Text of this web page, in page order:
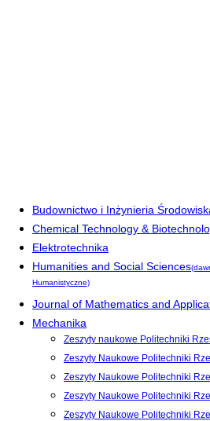
Budownictwo i Inżynieria
Chemical Technology &
Elektrotechnika
Humanities and Social Sciences
Humanistyczne)
Journal of Mathematics and
Mechanika
Zeszyty naukowe Politechniki
Zeszyty Naukowe Politechniki
Zeszyty Naukowe Politechniki
Zeszyty Naukowe Politechniki
Zeszyty Naukowe Politechniki